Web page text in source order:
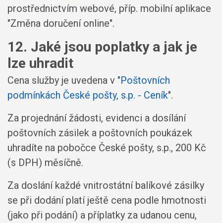
prostřednictvím webové, příp. mobilní aplikace
"Změna doručení online".
12. Jaké jsou poplatky a jak je
lze uhradit
Cena služby je uvedena v "Poštovních
podmínkách České pošty, s.p. - Ceník".
Za projednání žádosti, evidenci a dosílání
poštovních zásilek a poštovních poukázek
uhradíte na pobočce České pošty, s.p., 200 Kč
(s DPH) měsíčně.
Za doslání každé vnitrostátní balíkové zásilky
se při dodání platí ještě cena podle hmotnosti
(jako při podání) a příplatky za udanou cenu,